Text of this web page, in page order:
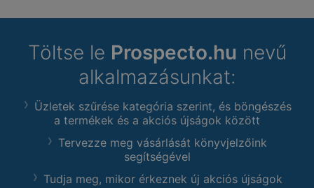
Töltse le Prospecto.hu nevű
alkalmazásunkat:
Üzletek szűrése kategória szerint, és böngészés
a termékek és a akciós újságok között
Tervezze meg vásárlását könyvjelzőink
segítségével
Tudja meg, mikor érkeznek új akciós újságok